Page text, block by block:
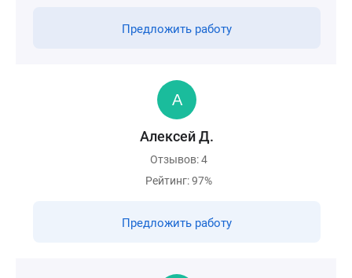
Предложить работу
Алексей Д.
Отзывов: 4
Рейтинг: 97%
Предложить работу